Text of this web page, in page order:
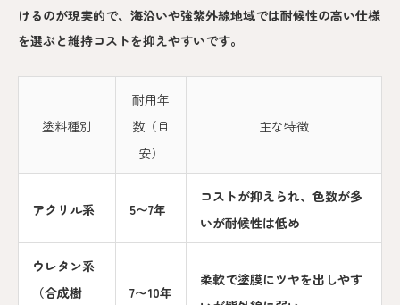
けるのが現実的で、海沿いや強紫外線地域では耐候性の高い仕様
を選ぶと維持コストを抑えやすいです。
塗料種別
耐用年
数（目
安）
主な特徴
アクリル系 5〜7年
コストが抑えられ、色数が多
いが耐候性は低め
ウレタン系
（合成樹
7〜10年
柔軟で塗膜にツヤを出しやす